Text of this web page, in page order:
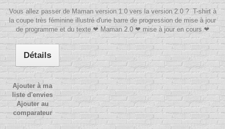
Vous allez passer de Maman version 1.0 vers la version 2.0 ? T-shirt à
la coupe très féminine illustré d'une barre de progression de mise à jour
de programme et du texte ❤ Maman 2.0 ❤ mise à jour en cours ❤
Détails
Ajouter à ma
liste d'envies
Ajouter au
comparateur